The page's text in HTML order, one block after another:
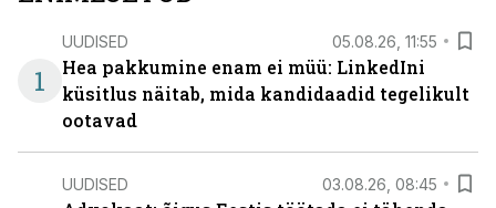
1
UUDISED 05.08.26, 11:55
Hea pakkumine enam ei müü: LinkedIni
küsitlus näitab, mida kandidaadid tegelikult
ootavad
UUDISED 03.08.26, 08:45